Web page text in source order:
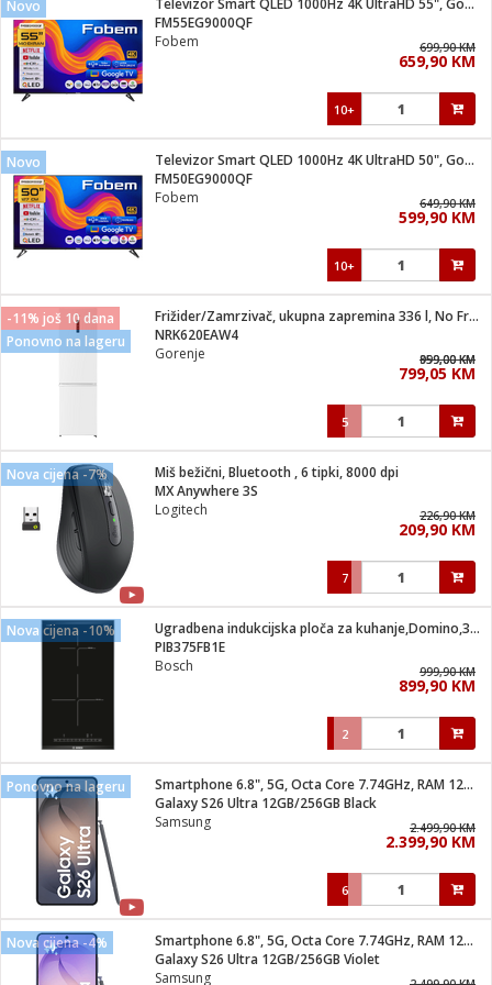
pribor
pribor
Vitrine
Sušilica
/ Zdravlje
za kosu
brijanje
pribor
tuš
i kutije
osigurači
gorivo
Novo
Televizor Smart QLED 1000Hz 4K UltraHD 55", Google TV
FM55EG9000QF
Fobem
699,90 KM
659,90 KM
10+
Novo
Televizor Smart QLED 1000Hz 4K UltraHD 50", Google TV
FM50EG9000QF
Fobem
649,90 KM
599,90 KM
10+
-11% još 10 dana
Ponovno na lageru
Frižider/Zamrzivač, ukupna zapremina 336 l, No Frost Plus, E
NRK620EAW4
Gorenje
959,00 KM
899,00 KM
799,05 KM
5
Nova cijena -7%
Miš bežični, Bluetooth , 6 tipki, 8000 dpi
MX Anywhere 3S
Logitech
226,90 KM
209,90 KM
7
Nova cijena -10%
Ugradbena indukcijska ploča za kuhanje,Domino,3700W,Serie 6
PIB375FB1E
Bosch
999,90 KM
899,90 KM
2
Ponovno na lageru
Smartphone 6.8", 5G, Octa Core 7.74GHz, RAM 12GB, 200Mpixel
Galaxy S26 Ultra 12GB/256GB Black
Samsung
2.499,90 KM
2.399,90 KM
6
Nova cijena -4%
Smartphone 6.8", 5G, Octa Core 7.74GHz, RAM 12GB, 200Mpixel
Galaxy S26 Ultra 12GB/256GB Violet
Samsung